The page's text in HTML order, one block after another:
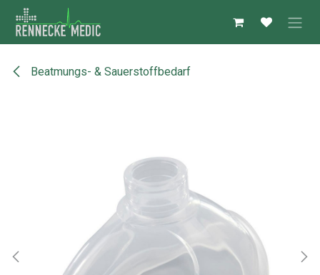
Zum Inhalt springen
Beatmungs- & Sauerstoffbedarf